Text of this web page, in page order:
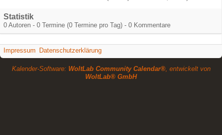
Statistik
0 Autoren - 0 Termine (0 Termine pro Tag) - 0 Kommentare
Impressum Datenschutzerklärung
Kalender-Software: WoltLab Community Calendar®, entwickelt von
WoltLab® GmbH